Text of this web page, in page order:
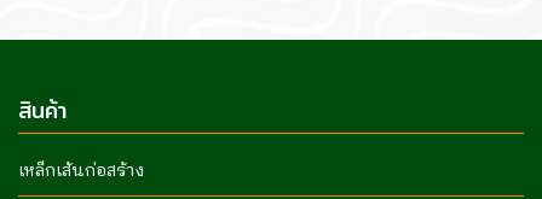
สินค้า
เหล็กเส้นก่อสร้าง